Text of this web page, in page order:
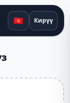
🇰🇬 Кирүү